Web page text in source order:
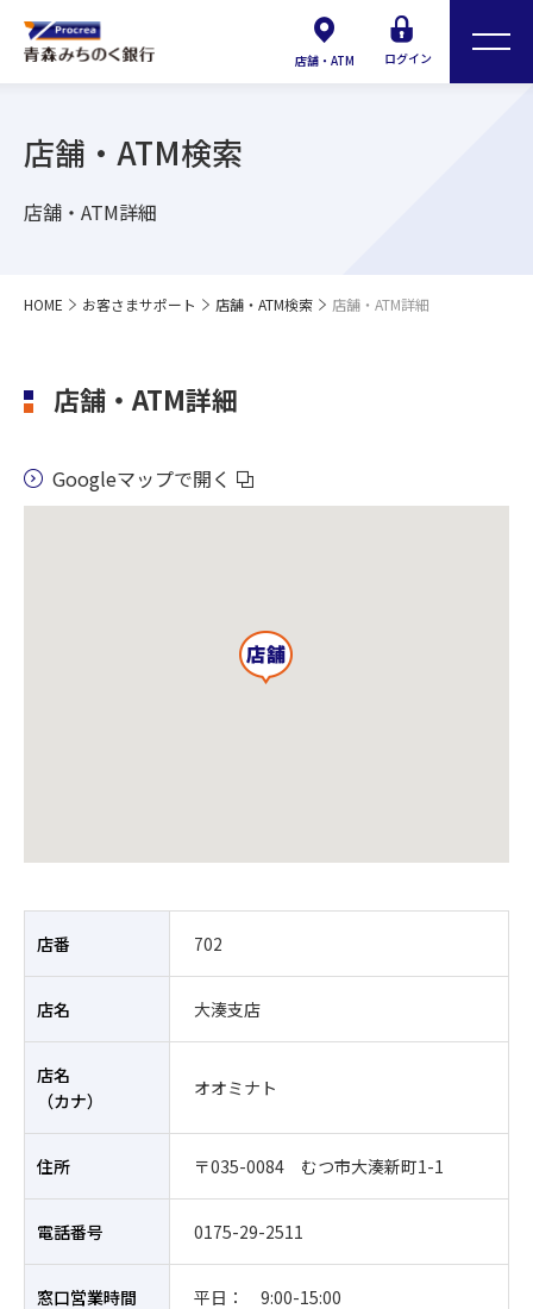
店舗・ATM ログイン
店舗・ATM検索
店舗・ATM詳細
HOME お客さまサポート 店舗・ATM検索 店舗・ATM詳細
店舗・ATM詳細
Googleマップで開く
店番 702
店名 大湊支店
店名
（カナ）
オオミナト
住所 〒035-0084 むつ市大湊新町1-1
電話番号 0175-29-2511
窓口営業時間
平日： 9:00-15:00